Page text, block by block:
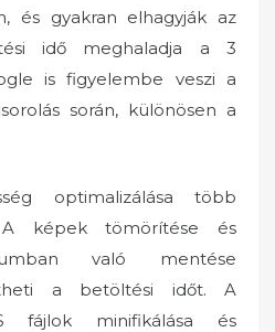
és gyakran elhagyják az
idő meghaladja a 3
is figyelembe veszi a
során, különösen a
optimalizálása több
képek tömörítése és
való mentése
a betöltési időt. A
fájlok minifikálása és